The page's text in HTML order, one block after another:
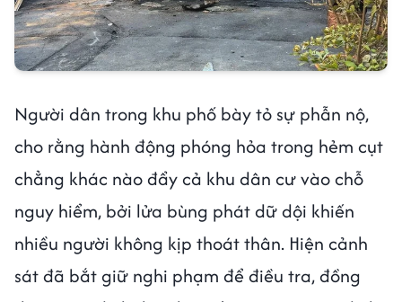
Người dân trong khu phố bày tỏ sự phẫn nộ,
cho rằng hành động phóng hỏa trong hẻm cụt
chẳng khác nào đẩy cả khu dân cư vào chỗ
nguy hiểm, bởi lửa bùng phát dữ dội khiến
nhiều người không kịp thoát thân. Hiện cảnh
sát đã bắt giữ nghi phạm để điều tra, đồng